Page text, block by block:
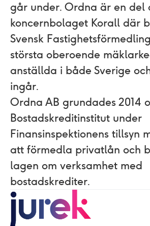
går under. Ordna är en del
koncernbolaget Korall där
Svensk
största oberoende
anställda i både Sverige
ingår.
Ordna AB grundades 2014
Bostadskreditinstitut under
Finansinspektionens tillsyn
att förmedla privatlån och
lagen om verksamhet med
bostadskrediter.